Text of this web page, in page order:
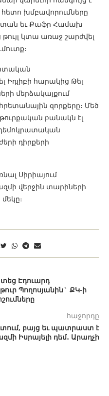
հետո խմբավորումները
եւ Քաֆր Համախ
կտա առաջ շարժվել
Իդլիբի հարակից Թել
մերձակայքում
զորքերը։ Մեծ
բանակն էլ
դիրքերի
Սիրիայում
վերջին տարիների
Էդուարդ
Պողոսյանին` ՔԿ-ի
հաջորդը
բայց եւ պատրաստ է
Իսրայելի դեմ․ Արաղչի